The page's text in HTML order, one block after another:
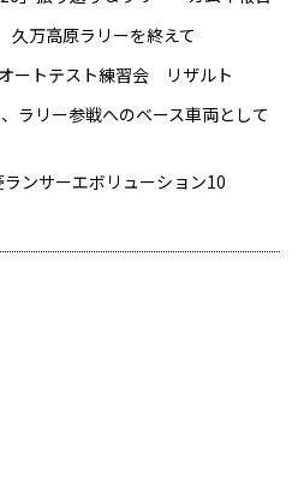
万高原ラリーを終えて
ートテスト練習会 リザルト
ラリー参戦へのベース車両として
ンサーエボリューション10